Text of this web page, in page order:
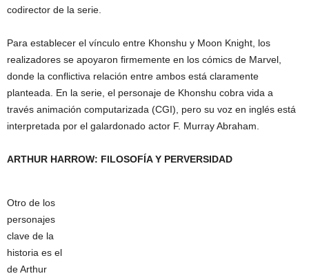
codirector de la serie.
Para establecer el vínculo entre Khonshu y Moon Knight, los
realizadores se apoyaron firmemente en los cómics de Marvel,
donde la conflictiva relación entre ambos está claramente
planteada. En la serie, el personaje de Khonshu cobra vida a
través animación computarizada (CGI), pero su voz en inglés está
interpretada por el galardonado actor F. Murray Abraham.
ARTHUR HARROW: FILOSOFÍA Y PERVERSIDAD
Otro de los
personajes
clave de la
historia es el
de Arthur